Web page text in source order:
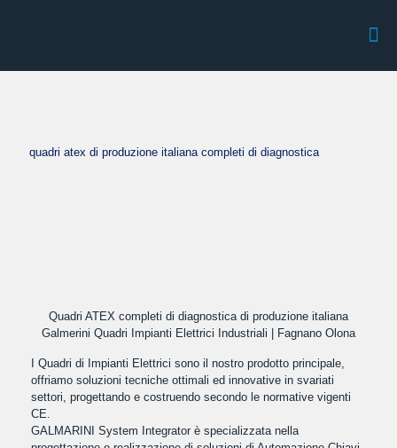
quadri atex di produzione italiana completi di diagnostica
Quadri ATEX completi di diagnostica di produzione italiana
Galmerini Quadri Impianti Elettrici Industriali | Fagnano Olona
I Quadri di Impianti Elettrici sono il nostro prodotto principale,
offriamo soluzioni tecniche ottimali ed innovative in svariati
settori, progettando e costruendo secondo le normative vigenti
CE.
GALMARINI System Integrator è specializzata nella